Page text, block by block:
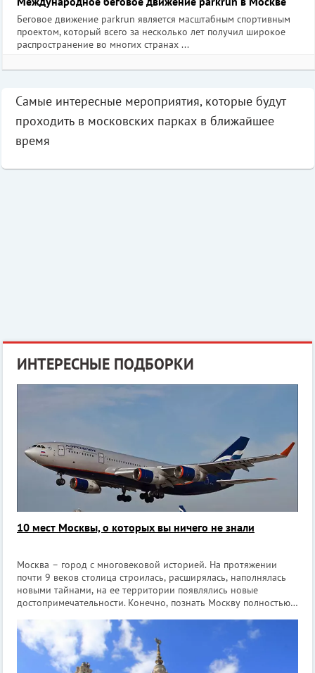
Беговое движение parkrun является масштабным спортивным
проектом, который всего за несколько лет получил широкое
распространение во многих странах ...
Самые интересные мероприятия, которые будут
проходить в московских парках в ближайшее
время
ИНТЕРЕСНЫЕ ПОДБОРКИ
10 мест Москвы, о которых вы ничего не знали
Москва – город с многовековой историей. На протяжении
почти 9 веков столица строилась, расширялась, наполнялась
новыми тайнами, на ее территории появлялись новые
достопримечательности. Конечно, познать Москву полностью,
не знают всех интере